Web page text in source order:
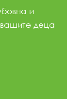
и
деца